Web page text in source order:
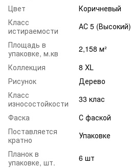
Цвет
Коричневый
Класс
истираемости
АС 5 (Высокий)
Площадь в
упаковке, м.кв
2,158 м²
Коллекция
8 XL
Рисунок
Дерево
Класс
износостойкости
33 клас
Фаска
С фаской
Поставляется
кратно
Упаковке
Планок в
упаковке, шт.
6 шт